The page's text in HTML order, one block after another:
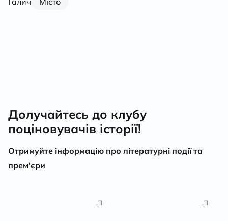
Долучайтесь до клубу
поціновувачів історії!
Отримуйте інформацію про літературні події та
прем'єри